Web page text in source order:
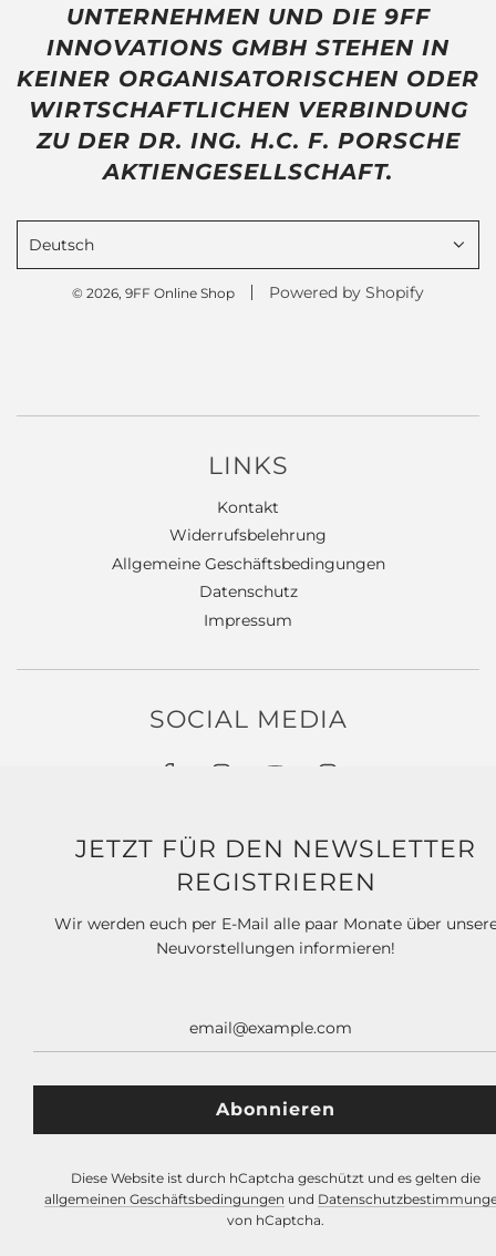
UNTERNEHMEN UND DIE 9FF
INNOVATIONS GMBH STEHEN IN
KEINER ORGANISATORISCHEN ODER
WIRTSCHAFTLICHEN VERBINDUNG
ZU DER DR. ING. H.C. F. PORSCHE
AKTIENGESELLSCHAFT.
Deutsch
© 2026, 9FF Online Shop Powered by Shopify
LINKS
Kontakt
Widerrufsbelehrung
Allgemeine Geschäftsbedingungen
Datenschutz
Impressum
SOCIAL MEDIA
NEWSLETTER
JETZT FÜR DEN NEWSLETTER
REGISTRIEREN
Wir werden euch per E-Mail alle paar Monate über
Neuvorstellungen informieren!
Diese Website ist durch hCaptcha geschützt und es gelten die
allgemeinen Geschäftsbedingungen und
von hCaptcha.